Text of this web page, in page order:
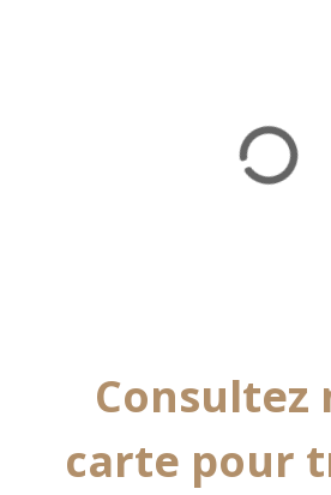
Consultez
carte pour